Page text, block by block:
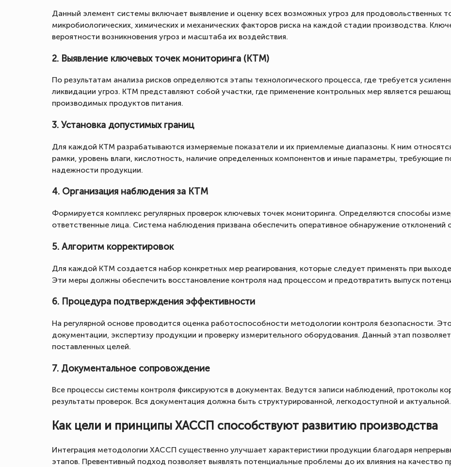
Данный элемент системы включает выявление и оценку всех возможных угроз для продовольственных
микробиологических, химических и механических факторов риска на каждой стадии производства.
вероятности возникновения угроз и масштаба их воздействия.
2. Выявление ключевых точек мониторинга (КТМ)
По результатам анализа рисков определяются этапы технологического процесса, где требуется
ликвидации угроз. КТМ представляют собой участки, где применение контрольных мер является
производимых продуктов питания.
3. Установка допустимых границ
Для каждой КТМ разрабатываются измеряемые показатели и их приемлемые диапазоны. К ним
рамки, уровень влаги, кислотность, наличие определенных компонентов и иные параметры, требующие
надежности продукции.
4. Организация наблюдения за КТМ
Формируется комплекс регулярных проверок ключевых точек мониторинга. Определяются способы
ответственные лица. Система наблюдения призвана обеспечить оперативное обнаружение отклонений
5. Алгоритм корректировок
Для каждой КТМ создается набор конкретных мер реагирования, которые следует применять при
Эти меры должны обеспечить восстановление контроля над процессом и предотвратить выпуск
6. Процедура подтверждения эффективности
На регулярной основе проводится оценка работоспособности методологии контроля безопасности.
документации, экспертизу продукции и проверку измерительного оборудования. Данный этап
поставленных целей.
7. Документальное сопровождение
Все процессы системы контроля фиксируются в документах. Ведутся записи наблюдений, протоколы
результаты проверок. Вся документация должна быть структурированной, легкодоступной и актуальной.
Как цели и принципы ХАССП способствуют развитию производства
Интеграция методологии ХАССП существенно улучшает характеристики продукции благодаря
этапов. Превентивный подход позволяет выявлять потенциальные проблемы до их влияния на качество